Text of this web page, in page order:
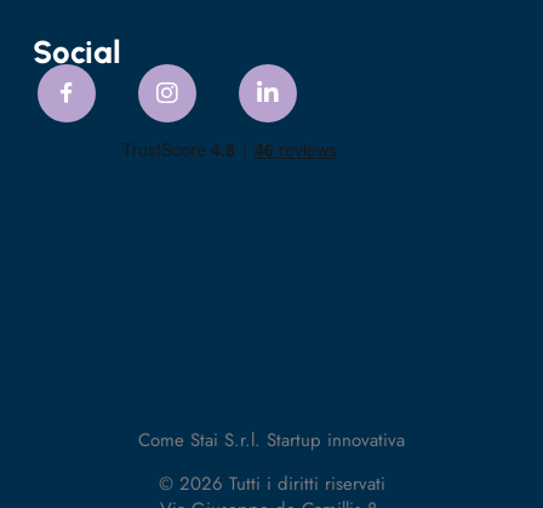
Social
Come Stai S.r.l. Startup innovativa
© 2026 Tutti i diritti riservati